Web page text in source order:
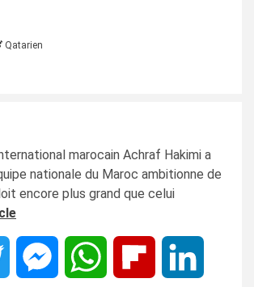
Qatarien
marocain Achraf Hakimi a
nationale du Maroc ambitionne de
encore plus grand que celui
Twitter MessengerWhatsApp Flipboard